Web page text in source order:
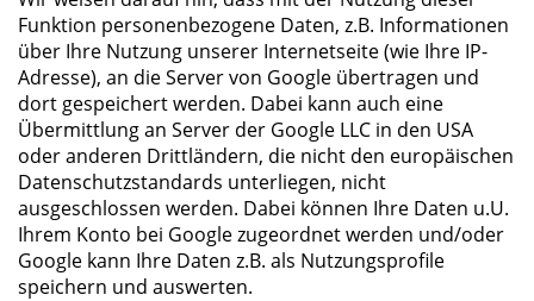
Funktion personenbezogene Daten, z.B. Informationen
über Ihre Nutzung unserer Internetseite (wie Ihre IP-
Adresse), an die Server von Google übertragen und
dort gespeichert werden. Dabei kann auch eine
Übermittlung an Server der Google LLC in den USA
oder anderen Drittländern, die nicht den europäischen
Datenschutzstandards unterliegen, nicht
ausgeschlossen werden. Dabei können Ihre Daten u.U.
Ihrem Konto bei Google zugeordnet werden und/oder
Google kann Ihre Daten z.B. als Nutzungsprofile
speichern und auswerten.